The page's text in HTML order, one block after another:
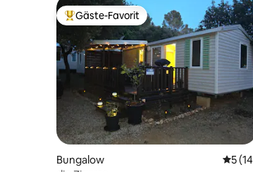
Beliebter Gäste-Favorit.
Gäste-Favorit
Bungalow
5